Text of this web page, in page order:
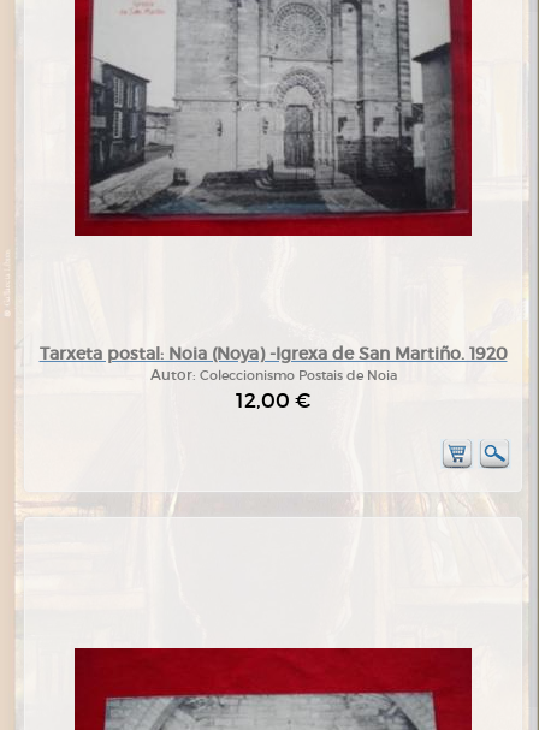
Tarxeta postal: Noia (Noya) -Igrexa de San Martiño. 1920
Autor: Coleccionismo Postais de Noia
12,00 €